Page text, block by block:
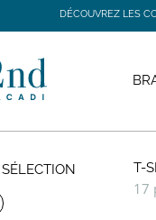
DÉCOUVREZ LES
T-
17